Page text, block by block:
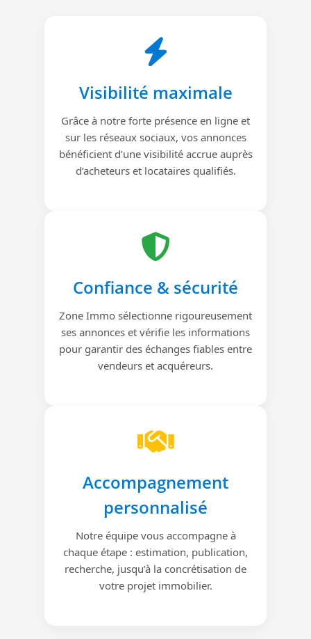
Visibilité maximale
Grâce à notre forte présence en ligne et
sur les réseaux sociaux, vos annonces
bénéficient d’une visibilité accrue auprès
d’acheteurs et locataires qualifiés.
Confiance & sécurité
Zone Immo sélectionne rigoureusement
ses annonces et vérifie les informations
pour garantir des échanges fiables entre
vendeurs et acquéreurs.
Accompagnement
personnalisé
Notre équipe vous accompagne à
chaque étape : estimation, publication,
recherche, jusqu’à la concrétisation de
votre projet immobilier.